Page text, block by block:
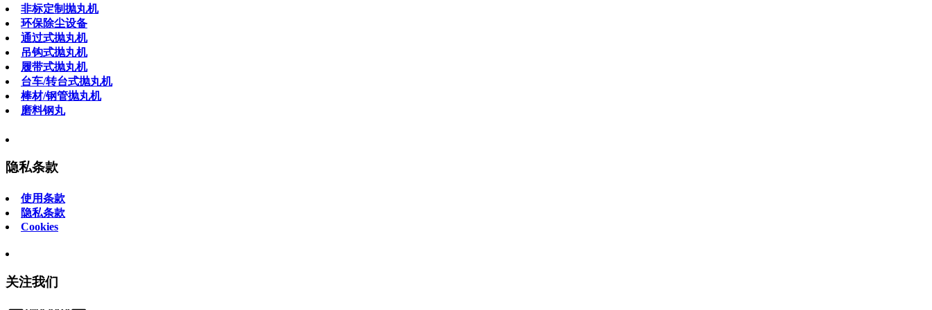
非标定制抛丸机
环保除尘设备
通过式抛丸机
吊钩式抛丸机
履带式抛丸机
台车/转台式抛丸机
棒材/钢管抛丸机
磨料钢丸
隐私条款
使用条款
隐私条款
Cookies
关注我们